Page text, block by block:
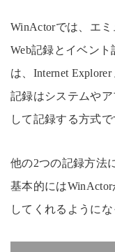
WinActorでは、エ
Web記録とイベン
は、Internet
記録はシステムや
して記録する方式で
他の2つの記録方法
基本的には
してくれるようにな